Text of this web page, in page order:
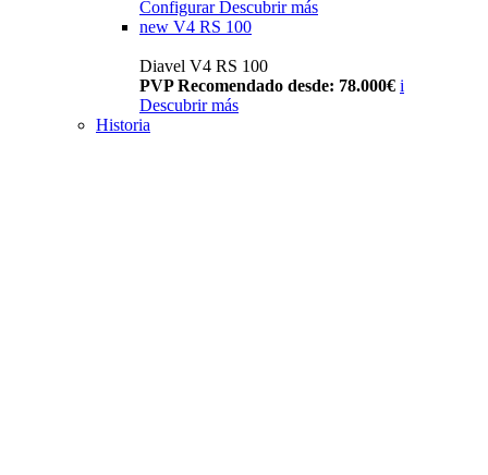
Configurar Descubrir más
new V4 RS 100
Diavel V4 RS 100
PVP Recomendado desde: 78.000€ i
Descubrir más
Historia